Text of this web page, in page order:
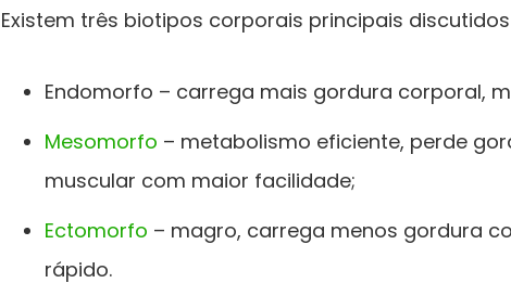
Existem três biotipos corporais principais
Endomorfo – carrega mais gordura corporal,
Mesomorfo – metabolismo eficiente, perde
muscular com maior facilidade;
Ectomorfo – magro, carrega menos gordura
rápido.